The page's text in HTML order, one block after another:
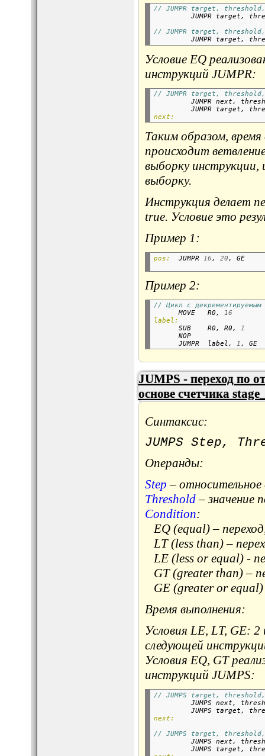
// JUMPR target, threshold,
JUMPR target,
// JUMPR target, threshold,
JUMPR target,
Условие EQ
инструкций JUMPR:
// JUMPR target, threshold,
JUMPR next,
JUMPR target,
next:
Таким образом,
происходит
выборку
выборку.
Инструкция делает
true. Условие это
Пример 1:
pos:
  JUMPR
16 , 20 ,
Пример 2:
// Цикл с декрементируемым
MOVE   R0, 16
label:
SUB    R0, R0, 1
      JUMPR  label,
1,
JUMPS - переход по
основе счетчика
Синтаксис:
JUMPS Step,
Операнды:
Step –
Threshold– значение
Condition:
EQ (equal) –
LT (less than) –
LE (less or equal) -
GT (greater than) –
GE (greater or equal)
Время выполнения:
Условия LE, LT, GE: 2
следующей
Условия EQ, GT
инструкций JUMPS:
// JUMPS target, threshold,
JUMPS next,
JUMPS target,
next:
// JUMPS target, threshold,
JUMPS next,
JUMPS target,